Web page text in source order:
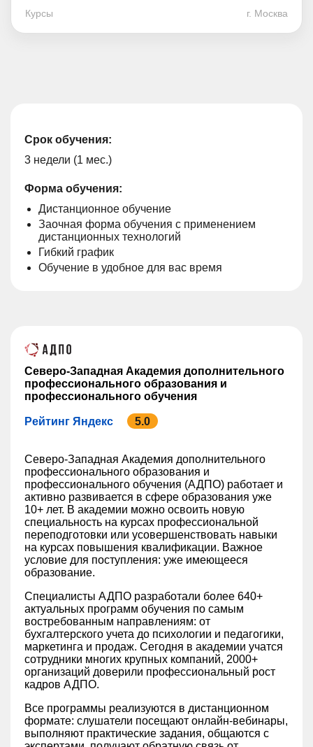
Курсы г. Москва
Срок обучения:
3 недели (1 мес.)
Форма обучения:
Дистанционное обучение
Заочная форма обучения с применением
дистанционных технологий
Гибкий график
Обучение в удобное для вас время
Северо-Западная Академия дополнительного
профессионального образования и
профессионального обучения
Рейтинг Яндекс 5.0
Северо-Западная Академия дополнительного
профессионального образования и
профессионального обучения (АДПО) работает и
активно развивается в сфере образования уже
10+ лет. В академии можно освоить новую
специальность на курсах профессиональной
переподготовки или усовершенствовать навыки
на курсах повышения квалификации. Важное
условие для поступления: уже имеющееся
образование.
Специалисты АДПО разработали более 640+
актуальных программ обучения по самым
востребованным направлениям: от
бухгалтерского учета до психологии и педагогики,
маркетинга и продаж. Сегодня в академии учатся
сотрудники многих крупных компаний, 2000+
организаций доверили профессиональный рост
кадров АДПО.
Все программы реализуются в дистанционном
формате: слушатели посещают онлайн-вебинары,
выполняют практические задания, общаются с